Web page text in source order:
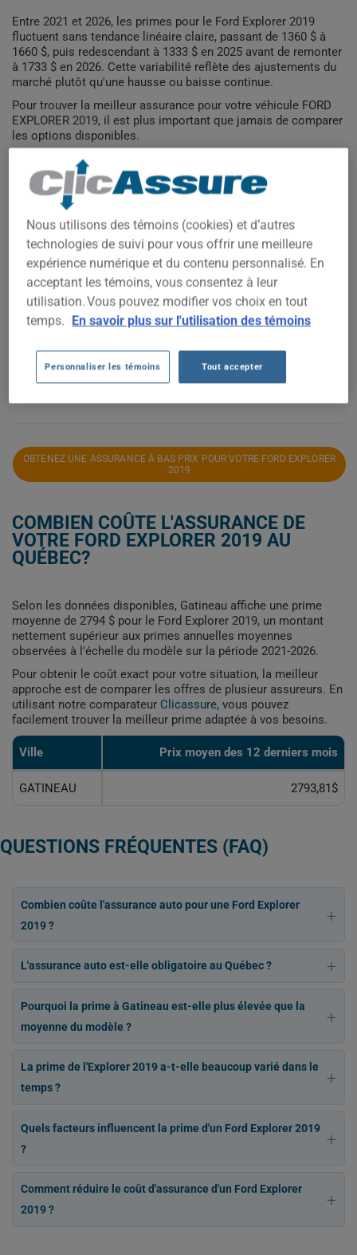
Entre 2021 et 2026, les primes pour le Ford Explorer 2019
fluctuent sans tendance linéaire claire, passant de 1360 $ à
1660 $, puis redescendant à 1333 $ en 2025 avant de remonter
à 1733 $ en 2026. Cette variabilité reflète des ajustements du
marché plutôt qu'une hausse ou baisse continue.
Pour trouver la meilleur assurance pour votre véhicule FORD
EXPLORER 2019, il est plus important que jamais de comparer
les options disponibles.
1 300$
1 400$
1 500$
1 800$
OBTENEZ UNE ASSURANCE À BAS PRIX POUR VOTRE FORD EXPLORER
2019
COMBIEN COÛTE L'ASSURANCE DE
VOTRE FORD EXPLORER 2019 AU
QUÉBEC?
Selon les données disponibles, Gatineau affiche une prime
moyenne de 2794 $ pour le Ford Explorer 2019, un montant
nettement supérieur aux primes annuelles moyennes
observées à l'échelle du modèle sur la période 2021-2026.
Pour obtenir le coût exact pour votre situation, la meilleur
approche est de comparer les offres de plusieur assureurs. En
utilisant notre comparateur Clicassure, vous pouvez
facilement trouver la meilleur prime adaptée à vos besoins.
Ville Prix ​​moyen des 12 derniers mois
GATINEAU 2793,81$
QUESTIONS FRÉQUENTES (FAQ)
Combien coûte l'assurance auto pour une Ford Explorer
2019 ?
L'assurance auto est-elle obligatoire au Québec ?
Pourquoi la prime à Gatineau est-elle plus élevée que la
moyenne du modèle ?
La prime de l'Explorer 2019 a-t-elle beaucoup varié dans le
temps ?
Quels facteurs influencent la prime d'un Ford Explorer 2019
?
Comment réduire le coût d'assurance d'un Ford Explorer
2019 ?
Nous utilisons des témoins (cookies) et d’autres
technologies de suivi pour vous offrir une meilleure
expérience numérique et du contenu personnalisé. En
acceptant les témoins, vous consentez à leur
utilisation. Vous pouvez modifier vos choix en tout
temps. En savoir plus sur l'utilisation des témoins
Personnaliser les témoins Tout accepter